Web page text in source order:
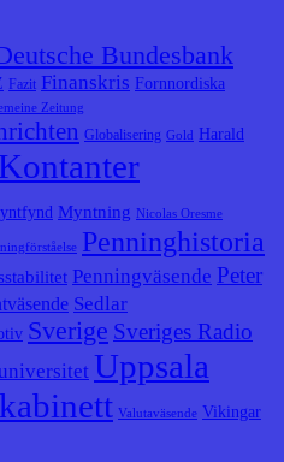
Bundesbank
Fazit Finanskris Fornnordiska
Zeitung
Globalisering Gold Harald
Kontanter
Myntning Nicolas Oresme
Penninghistoria
Penningväsende Peter
Sedlar
Sverige Sveriges Radio
Uppsala
Valutaväsende Vikingar